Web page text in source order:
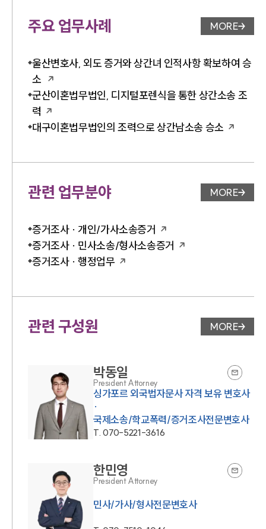
주요 업무사례 업무사례
MORE
울산변호사, 외도 증거와 상간녀 인적사항 확보하여 승
소
군산이혼법무법인, 디지털포렌식을 통한 상간소송 조
력
대구이혼법무법인의 조력으로 상간남소송 승소
관련 업무분야 업무분야
MORE
증거조사 · 개인/가사소송증거
증거조사 · 민사소송/형사소송증거
증거조사 · 행정업무
관련 구성원 변호사 페
MORE
박동일
President Attorney
싱가포르 외국법자문사 자격 보유 변호사
·
국제소송/학교폭력/증거조사전문변호사
T.070-5221-3616
한민영
President Attorney
민사/가사/형사전문변호사